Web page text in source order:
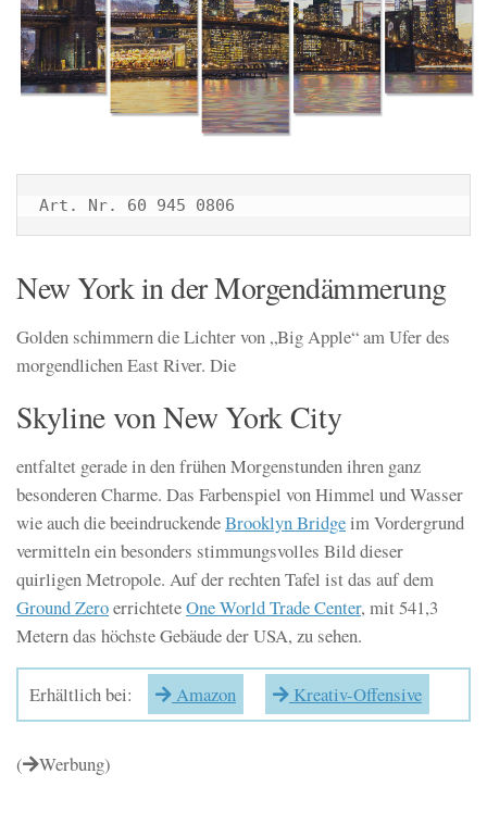
Art. Nr. 60 945 0806
New York in der Morgendämmerung
Golden schimmern die Lichter von „Big Apple“ am Ufer des
morgendlichen East River. Die
Skyline von New York City
entfaltet gerade in den frühen Morgenstunden ihren ganz
besonderen Charme. Das Farbenspiel von Himmel und Wasser
wie auch die beeindruckendeBrooklyn Bridgeim Vordergrund
vermitteln ein besonders stimmungsvolles Bild dieser
quirligen Metropole. Auf der rechten Tafel ist das auf dem
Ground ZeroerrichteteOne World Trade Center, mit 541,3
Metern das höchste Gebäude der USA, zu sehen.
Erhältlich bei: Amazon Kreativ-Offensive
( Werbung)